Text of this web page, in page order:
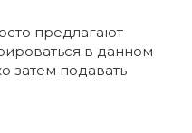
предлагают
в данном
затем подавать